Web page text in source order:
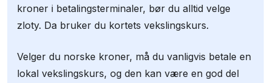
kroner i betalingsterminaler, bør du alltid velge
zloty. Da bruker du kortets vekslingskurs.
Velger du norske kroner, må du vanligvis betale en
lokal vekslingskurs, og den kan være en god del